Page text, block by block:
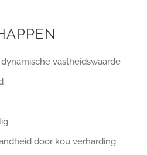
vastheidswaarde
door kou verharding